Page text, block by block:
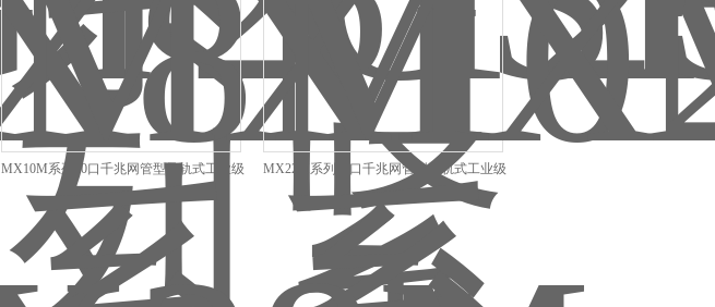
MX10M系列10口千兆网管型导轨式工业级
以太网交换机
MX22M系列22口千兆网管型导轨式工业级
以太网交换机